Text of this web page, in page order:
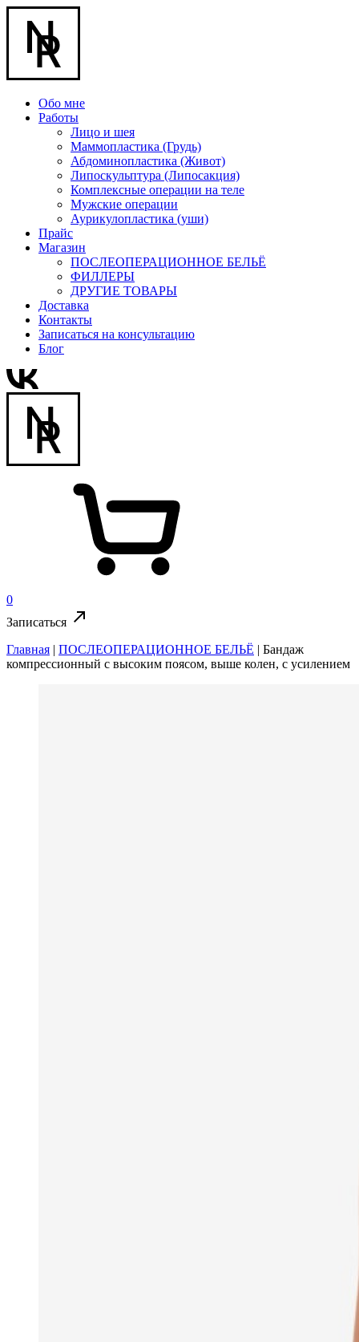
Обо мне
Работы
Лицо и шея
Маммопластика (Грудь)
Абдоминопластика (Живот)
Липоскульптура (Липосакция)
Комплексные операции на теле
Мужские операции
Аурикулопластика (уши)
Прайс
Магазин
ПОСЛЕОПЕРАЦИОННОЕ БЕЛЬЁ
ФИЛЛЕРЫ
ДРУГИЕ ТОВАРЫ
Доставка
Контакты
Записаться на консультацию
Блог
0
Записаться
Главная | ПОСЛЕОПЕРАЦИОННОЕ БЕЛЬЁ | Бандаж
компрессионный с высоким поясом, выше колен, с усилением